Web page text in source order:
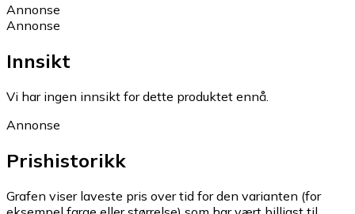
Annonse
Annonse
Innsikt
Vi har ingen innsikt for dette produktet ennå.
Annonse
Prishistorikk
Grafen viser laveste pris over tid for den varianten (for